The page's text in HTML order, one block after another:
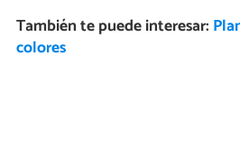
También te puede interesar:
colores